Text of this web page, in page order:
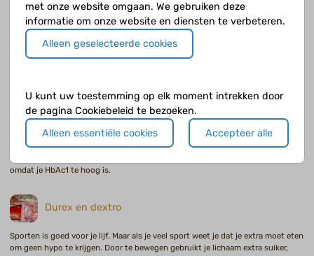
Meiden en lijnen
Zo’n 40% van de meiden met diabetes heeft eetproblemen. Meisjes in de
puberteit zijn vaak onzeker over hun figuur of hun uiterlijk en vinden zichzelf,
Pompen of spuiten
Er kunnen heel verschillende redenen zijn waarom je een insulinepomp wilt
gebruiken. Als je bloedglucosewaarden bijvoorbeeld heel erg schommelen,
omdat je vaak last hebt van hypo’s, omdat je ’s ochtends heel erg hoog zit of
omdat je HbAc1 te hoog is.
Durex en dextro
Sporten is goed voor je lijf. Maar als je veel sport weet je dat je extra moet eten
om geen hypo te krijgen. Door te bewegen gebruikt je lichaam extra suiker,
met onze website omgaan. We gebruiken deze
informatie om onze website en diensten te verbeteren.
Alleen geselecteerde cookies
U kunt uw toestemming op elk moment intrekken door
de pagina Cookiebeleid te bezoeken.
Alleen essentiële cookies
Accepteer alle